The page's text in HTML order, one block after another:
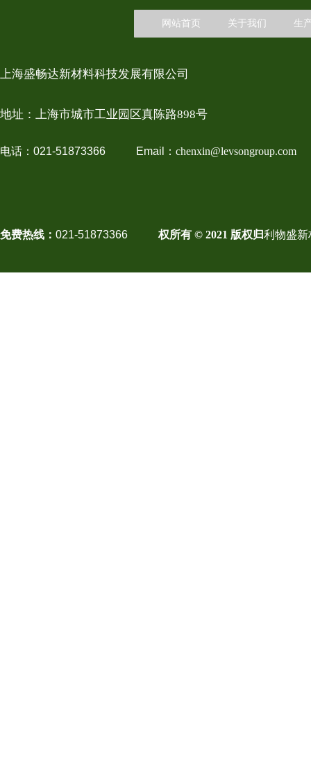
网站首页 关于我们 生
地址：上海市城市工业园区真陈路898号
上海盛畅达新材料科技发展有限公司
电话：021-51873366 Email： chenxin@levsongroup.com
免费热线： 021-51873366 权所有 © 2021 版权归利物盛新